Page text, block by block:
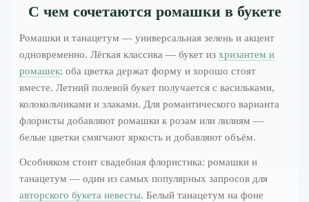
С чем сочетаются ромашки в букете
Ромашки и танацетум — универсальная зелень и акцент
одновременно. Лёгкая классика — букет из хризантем и
ромашек: оба цветка держат форму и хорошо стоят
вместе. Летний полевой букет получается с васильками,
колокольчиками и злаками. Для романтического варианта
флористы добавляют ромашки к розам или лилиям —
белые цветки смягчают яркость и добавляют объём.
Особняком стоит свадебная флористика: ромашки и
танацетум — один из самых популярных запросов для
авторского букета невесты. Белый танацетум на фоне